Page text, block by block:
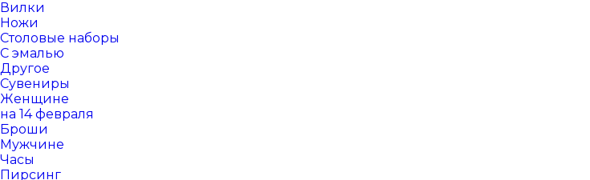
Вилки
Ножи
Столовые наборы
С эмалью
Другое
Сувениры
Женщине
на 14 февраля
Броши
Мужчине
Часы
Пирсинг